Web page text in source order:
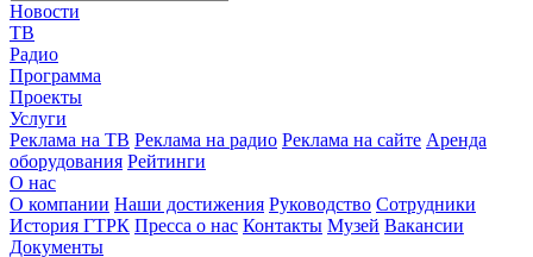
Новости
ТВ
Радио
Программа
Проекты
Услуги
Реклама на ТВ Реклама на радио Реклама на сайте Аренда
оборудования Рейтинги
О нас
О компании Наши достижения Руководство Сотрудники
История ГТРК Пресса о нас Контакты Музей Вакансии
Документы